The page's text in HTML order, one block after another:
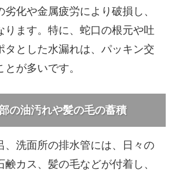
化や金属疲労により破損し、
ります。特に、蛇口の根元や吐
タとした水漏れは、パッキン交
が多いです。
の油汚れや髪の毛の蓄積
、洗面所の排水管には、日々の
カス、髪の毛などが付着し、